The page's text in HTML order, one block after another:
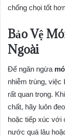
chống chọi tốt
Bảo Vệ
Ngoài
Để ngăn ngừa
nhiễm trùng, việc
rất quan trọng.
chất, hãy luôn
hoặc tiếp xúc với
nước quá lâu